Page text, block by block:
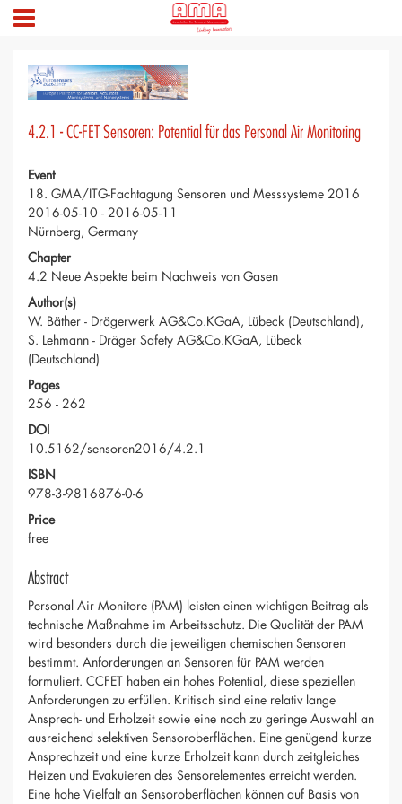
4.2.1 - CC-FET Sensoren: Potential für das Personal Air Monitoring
Event
18. GMA/ITG-Fachtagung Sensoren und Messsysteme 2016
2016-05-10 - 2016-05-11
Nürnberg, Germany
Chapter
4.2 Neue Aspekte beim Nachweis von Gasen
Author(s)
W. Bäther - Drägerwerk AG&Co.KGaA, Lübeck (Deutschland),
S. Lehmann - Dräger Safety AG&Co.KGaA, Lübeck
(Deutschland)
Pages
256 - 262
DOI
10.5162/sensoren2016/4.2.1
ISBN
978-3-9816876-0-6
Price
free
Abstract
Personal Air Monitore (PAM) leisten einen wichtigen Beitrag als
technische Maßnahme im Arbeitsschutz. Die Qualität der PAM
wird besonders durch die jeweiligen chemischen Sensoren
bestimmt. Anforderungen an Sensoren für PAM werden
formuliert. CCFET haben ein hohes Potential, diese speziellen
Anforderungen zu erfüllen. Kritisch sind eine relativ lange
Ansprech- und Erholzeit sowie eine noch zu geringe Auswahl an
ausreichend selektiven Sensoroberflächen. Eine genügend kurze
Ansprechzeit und eine kurze Erholzeit kann durch zeitgleiches
Heizen und Evakuieren des Sensorelementes erreicht werden.
Eine hohe Vielfalt an Sensoroberflächen können auf Basis von